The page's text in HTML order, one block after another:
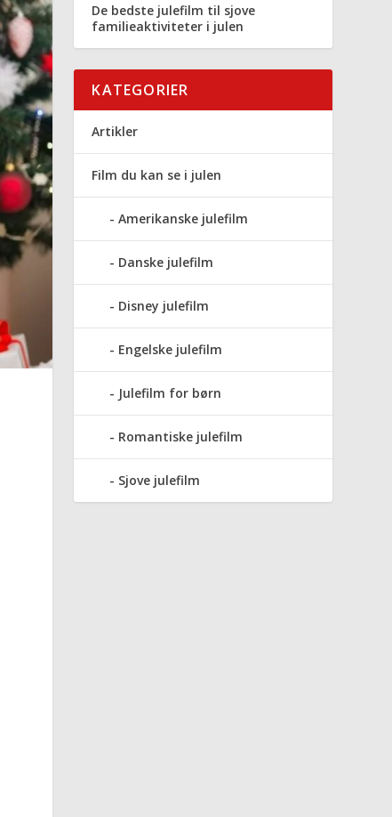
De bedste julefilm til sjove
familieaktiviteter i julen
KATEGORIER
Artikler
Film du kan se i julen
Amerikanske julefilm
Danske julefilm
Disney julefilm
Engelske julefilm
Julefilm for børn
Romantiske julefilm
Sjove julefilm